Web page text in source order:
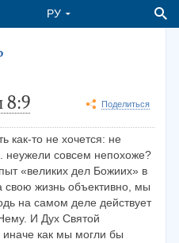
8:9 Поделиться
как-то не хочется: не
неужели совсем непохоже?
«великих дел Божиих» в
свою жизнь объективно, мы
на самом деле действует
И Дух Святой
как мы могли бы